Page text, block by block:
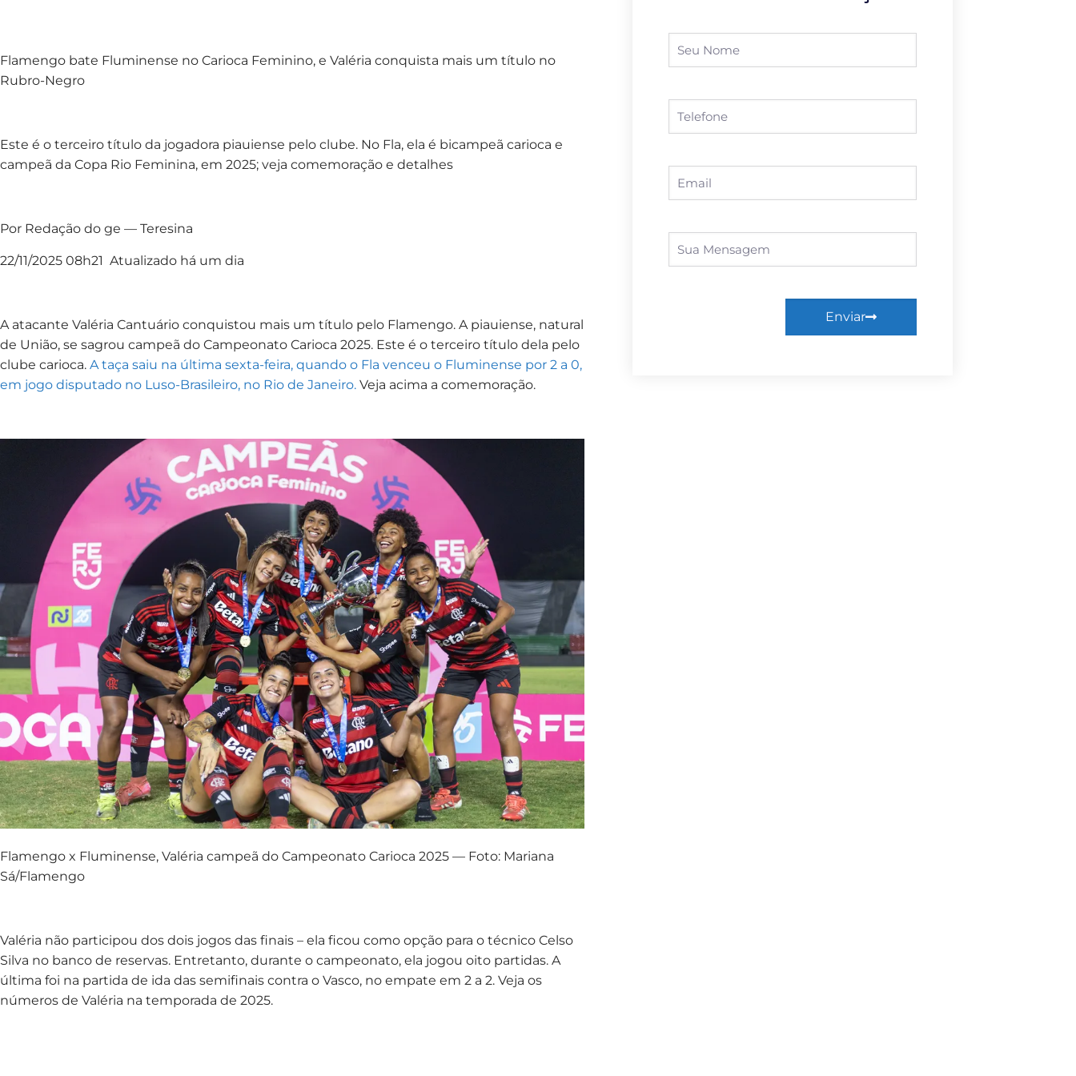
Flamengo bate Fluminense no Carioca Feminino, e Valéria conquista mais um título no
Rubro-Negro
Este é o terceiro título da jogadora piauiense pelo clube. No Fla, ela é bicampeã carioca e
campeã da Copa Rio Feminina, em 2025; veja comemoração e detalhes
Por Redação do ge — Teresina
22/11/2025 08h21 Atualizado há um dia
A atacante Valéria Cantuário conquistou mais um título pelo Flamengo. A piauiense, natural
de União, se sagrou campeã do Campeonato Carioca 2025. Este é o terceiro título dela pelo
clube carioca. A taça saiu na última sexta-feira, quando o Fla venceu o Fluminense por 2 a 0,
em jogo disputado no Luso-Brasileiro, no Rio de Janeiro. Veja acima a comemoração.
Flamengo x Fluminense, Valéria campeã do Campeonato Carioca 2025 — Foto: Mariana
Sá/Flamengo
Valéria não participou dos dois jogos das finais – ela ficou como opção para o técnico Celso
Silva no banco de reservas. Entretanto, durante o campeonato, ela jogou oito partidas. A
última foi na partida de ida das semifinais contra o Vasco, no empate em 2 a 2. Veja os
números de Valéria na temporada de 2025.
Enviar